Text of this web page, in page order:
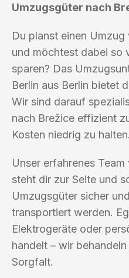
Umzugsgüter nach
Du planst einen
und möchtest dabei so
sparen? Das
Berlin aus Berlin bietet
Wir sind darauf
nach Brežice effizient
Kosten niedrig zu halten.
Unser erfahrenes
steht dir zur Seite und
Umzugsgüter sicher
transportiert werden.
Elektrogeräte oder
handelt – wir
Sorgfalt.